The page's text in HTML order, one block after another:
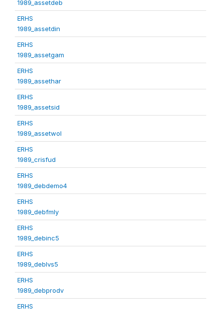
1989_assetdeb
ERHS
1989_assetdin
ERHS
1989_assetgam
ERHS
1989_assethar
ERHS
1989_assetsid
ERHS
1989_assetwol
ERHS
1989_crisfud
ERHS
1989_debdemo4
ERHS
1989_debfmly
ERHS
1989_debinc5
ERHS
1989_deblvs5
ERHS
1989_debprodv
ERHS